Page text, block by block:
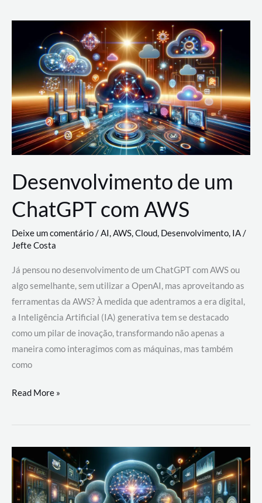
Nuvem:
Google
Cloud,
AWS
e
Azure
Desenvolvimento de um
ChatGPT com AWS
Deixe um comentário/AI,AWS,Cloud, Desenvolvimento, IA/
Jefte Costa
Já pensou no desenvolvimento de um ChatGPT com AWS ou
algo semelhante, sem utilizar a OpenAI, mas aproveitando as
ferramentas da AWS? À medida que adentramos a era digital,
a Inteligência Artificial (IA) generativa tem se destacado
como um pilar de inovação, transformando não apenas a
maneira como interagimos com as máquinas, mas também
como
Desenvolvimento
um
com
AWS
Read More »